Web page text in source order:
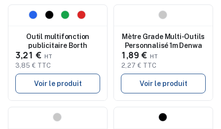
Nouveau
Outil multifonction
publicitaire Borth
3,21 €
3,85 € TTC
Voir le produit
Mètre Grade Multi-Outils
Personnalisé 1m Denwa
1,89 €
2,27 € TTC
Voir le produit